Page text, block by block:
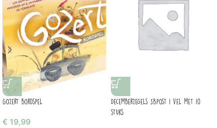
Gozert bordspel
€ 19,99
Decemberzegels SBpost 1 vel met 10
stuks